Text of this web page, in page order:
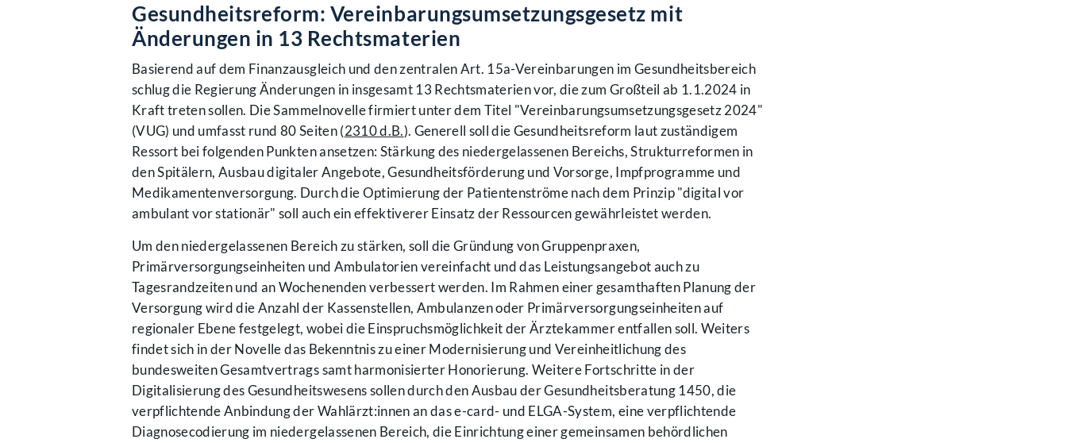
Gesundheitsreform: Vereinbarungsumsetzungsgesetz mit
Änderungen in 13 Rechtsmaterien
Basierend auf dem Finanzausgleich und den zentralen Art. 15a-Vereinbarungen im Gesundheitsbereich
schlug die Regierung Änderungen in insgesamt 13 Rechtsmaterien vor, die zum Großteil ab 1.1.2024 in
Kraft treten sollen. Die Sammelnovelle firmiert unter dem Titel "Vereinbarungsumsetzungsgesetz 2024"
(VUG) und umfasst rund 80 Seiten (2310 d.B.). Generell soll die Gesundheitsreform laut zuständigem
Ressort bei folgenden Punkten ansetzen: Stärkung des niedergelassenen Bereichs, Strukturreformen in
den Spitälern, Ausbau digitaler Angebote, Gesundheitsförderung und Vorsorge, Impfprogramme und
Medikamentenversorgung. Durch die Optimierung der Patientenströme nach dem Prinzip "digital vor
ambulant vor stationär" soll auch ein effektiverer Einsatz der Ressourcen gewährleistet werden.
Um den niedergelassenen Bereich zu stärken, soll die Gründung von Gruppenpraxen,
Primärversorgungseinheiten und Ambulatorien vereinfacht und das Leistungsangebot auch zu
Tagesrandzeiten und an Wochenenden verbessert werden. Im Rahmen einer gesamthaften Planung der
Versorgung wird die Anzahl der Kassenstellen, Ambulanzen oder Primärversorgungseinheiten auf
regionaler Ebene festgelegt, wobei die Einspruchsmöglichkeit der Ärztekammer entfallen soll. Weiters
findet sich in der Novelle das Bekenntnis zu einer Modernisierung und Vereinheitlichung des
bundesweiten Gesamtvertrags samt harmonisierter Honorierung. Weitere Fortschritte in der
Digitalisierung des Gesundheitswesens sollen durch den Ausbau der Gesundheitsberatung 1450, die
verpflichtende Anbindung der Wahlärzt:innen an das e-card- und ELGA-System, eine verpflichtende
Diagnosecodierung im niedergelassenen Bereich, die Einrichtung einer gemeinsamen behördlichen